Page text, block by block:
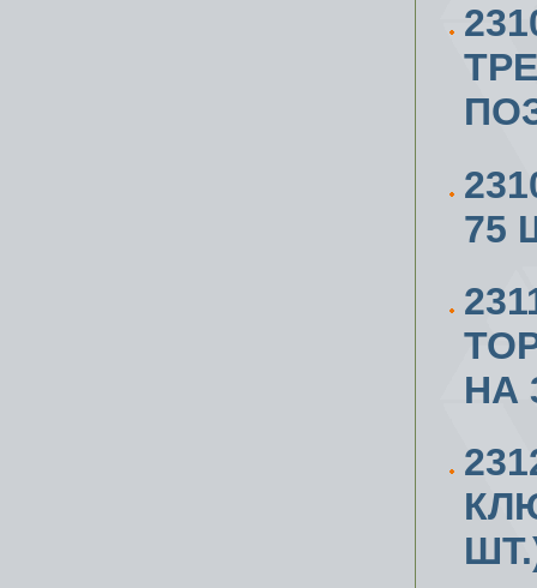
75
НА